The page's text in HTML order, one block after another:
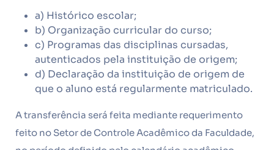
a) Histórico escolar;
b) Organização curricular do curso;
c) Programas das disciplinas cursadas,
autenticados pela instituição de origem;
d) Declaração da instituição de origem de
que o aluno está regularmente matriculado.
A transferência será feita mediante requerimento
feito no Setor de Controle Acadêmico da Faculdade,